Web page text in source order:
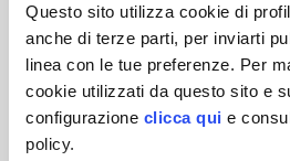
Questo sito utilizza cookie di
anche di terze parti, per inviarti
linea con le tue preferenze. Per
cookie utilizzati da questo sito e
configurazione clicca qui e
policy.
esigenze.
ISCRIVITI